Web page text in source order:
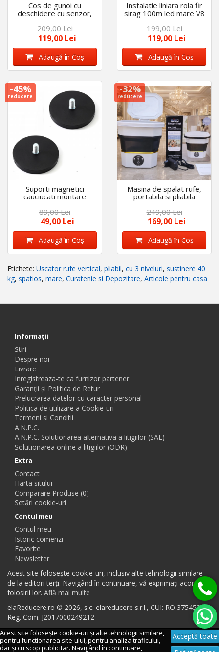
Cos de gunoi cu
deschidere cu senzor,
209,00 Lei
119,00 Lei
Adaugă în Coş
Instalatie liniara rola fir
sirag 100m led mare V8
multicolor alb rece,
199,00 Lei
119,00 Lei
Adaugă în Coş
-45%
reducere
Suporti magnetici
cauciucati montare
20kg, diametru 66mm,
surub M6
89,00 Lei
49,00 Lei
Adaugă în Coş
-32%
reducere
Masina de spalat rufe,
portabila si pliabila
249,00 Lei
169,00 Lei
Adaugă în Coş
Etichete: Uscator rufe vertical, pliabil, cu 3 niveluri, sustinere 40
kg, spatios, mare, Curatenie si Depozitare, Articole pentru casa
Informaţii
Stiri
Despre noi
Livrare
Inregistreaza-te ca furnizor partener
Garanții și Politica de Retur
Prelucrarea datelor cu caracter personal
Politica de utilizare a Cookie-uri
Termeni si Conditii
A.N.P.C.
A.N.P.C. Solutionarea alternativa a litigiilor (SAL)
Solutionarea online a litigiilor (ODR)
Extra
Contact
Harta sitului
Comparare Produse (0)
Setări cookie-uri
Contul meu
Contul meu
Istoric comenzi
Favorite
Newsletter
Acest site folosește cookie-uri, inclusiv alte tehnologii similare
de la editori terți. Navigând în continuare, vă exprimați acordul
folosirii lor. Află mai multe
elaReducere.ro © 2026, s.c. elareducere s.r.l., CUI: RO 37545384,
Reg. Com. J2017000249212
Acest site folosește cookie-uri și alte tehnologii similare,
pentru functionarea site-ului, pentru analiza traficului,
dar și cu scop publicitar. Navigând în continuare,
Acceptă toate